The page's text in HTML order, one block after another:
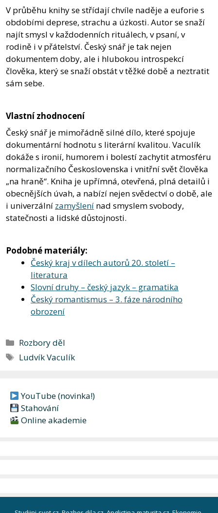
V průběhu knihy se střídají chvíle naděje a euforie s
obdobími deprese, strachu a úzkosti. Autor se snaží
najít smysl v každodenních rituálech, v psaní, v
rodině i v přátelství. Český snář je tak nejen
dokumentem doby, ale i hlubokou introspekcí
člověka, který se snaží obstát v těžké době a neztratit
sám sebe.
Vlastní zhodnocení
Český snář je mimořádně silné dílo, které spojuje
dokumentární hodnotu s literární kvalitou. Vaculík
dokáže s ironií, humorem i bolestí zachytit atmosféru
normalizačního Československa i vnitřní svět člověka
„na hraně“. Kniha je upřímná, otevřená, plná detailů i
obecnějších úvah, a nabízí nejen svědectví o době, ale
i univerzální zamyšlení nad smyslem svobody,
statečnosti a lidské důstojnosti.
Podobné materiály:
Český kraj v dílech autorů 20. století –
literatura
Slovní druhy – český jazyk – gramatika
Český romantismus – 3. fáze národního
obrození
Rubriky
Rozbory děl
Štítky
Ludvík Vaculík
YouTube (novinka!)
Stahování
Online akademie